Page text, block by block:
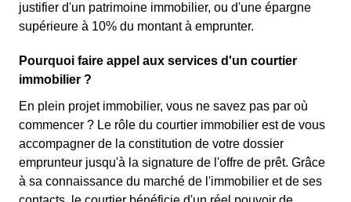
justifier d'un patrimoine immobilier, ou d'une épargne
supérieure à 10% du montant à emprunter.
Pourquoi faire appel aux services d'un courtier
immobilier ?
En plein projet immobilier, vous ne savez pas par où
commencer ? Le rôle du courtier immobilier est de vous
accompagner de la constitution de votre dossier
emprunteur jusqu'à la signature de l'offre de prêt. Grâce
à sa connaissance du marché de l'immobilier et de ses